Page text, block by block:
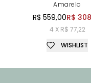
Amarelo
R$ 559,00R$
4 X R$ 77,22
WISHLIST